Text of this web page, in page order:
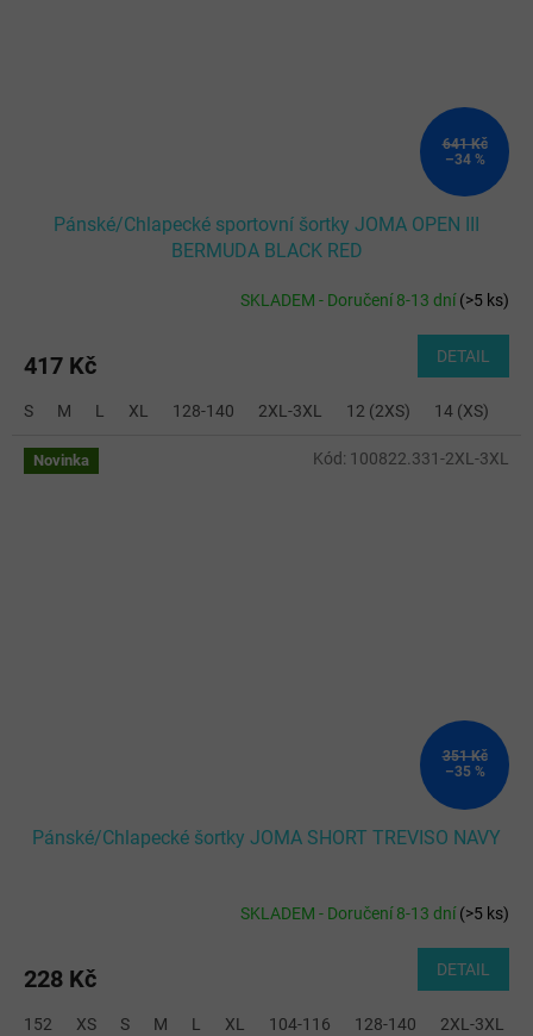
641 Kč
–34 %
Pánské/Chlapecké sportovní šortky JOMA OPEN III
BERMUDA BLACK RED
SKLADEM - Doručení 8-13 dní(>5 ks)
417 Kč DETAIL
S M L XL 128-140 2XL-3XL 12 (2XS) 14 (XS)
Novinka
351 Kč
–35 %
Pánské/Chlapecké šortky JOMA SHORT TREVISO NAVY
SKLADEM - Doručení 8-13 dní(>5 ks)
228 Kč DETAIL
152 XS S M L XL 104-116 128-140 2XL-3XL
Kód: 100822.331-2XL-3XL